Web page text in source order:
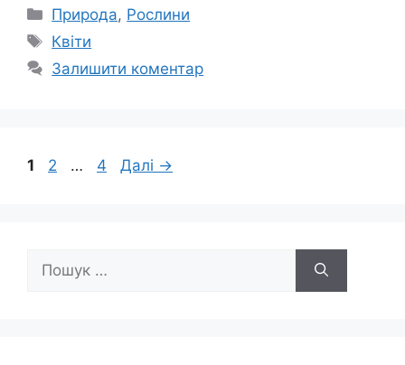
Категорії
Природа, Рослини
Позначки
Квіти
Залишити коментар
Сторінка
1 Сторінка
2 … Сторінка
4 Далі →